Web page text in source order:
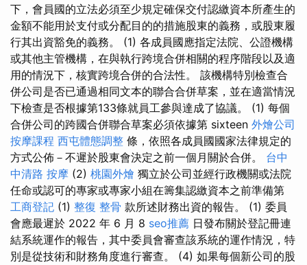
下，會員國的立法必須至少規定確保交付認繳資本所產生的
金額不能用於支付或分配目的的措施股東的義務，或股東履
行其出資豁免的義務。 (1) 各成員國應指定法院、公證機構
或其他主管機構，在與執行跨境合併相關的程序階段以及適
用的情況下，核實跨境合併的合法性。 該機構特別檢查合
併公司是否已通過相同文本的聯合合併草案，並在適當情況
下檢查是否根據第133條就員工參與達成了協議。 (1) 每個
合併公司的跨國合併聯合草案必須依據第 sixteen 外燴公司
按摩課程 西屯體態調整 條，依照各成員國國家法律規定的
方式公佈－不遲於股東會決定之前一個月關於合併。 台中
中清路 按摩 (2) 桃園外燴 獨立於公司並經行政機關或法院
任命或認可的專家或專家小組在籌集認繳資本之前準備第
工商登記 (1) 整復 整骨 款所述財務出資的報告。 (1) 委員
會應最遲於 2022 年 6 月 8 seo推薦 日發布關於登記冊連
結系統運作的報告，其中委員會審查該系統的運作情況，特
別是從技術和財務角度進行審查。 (4) 如果每個新公司的股